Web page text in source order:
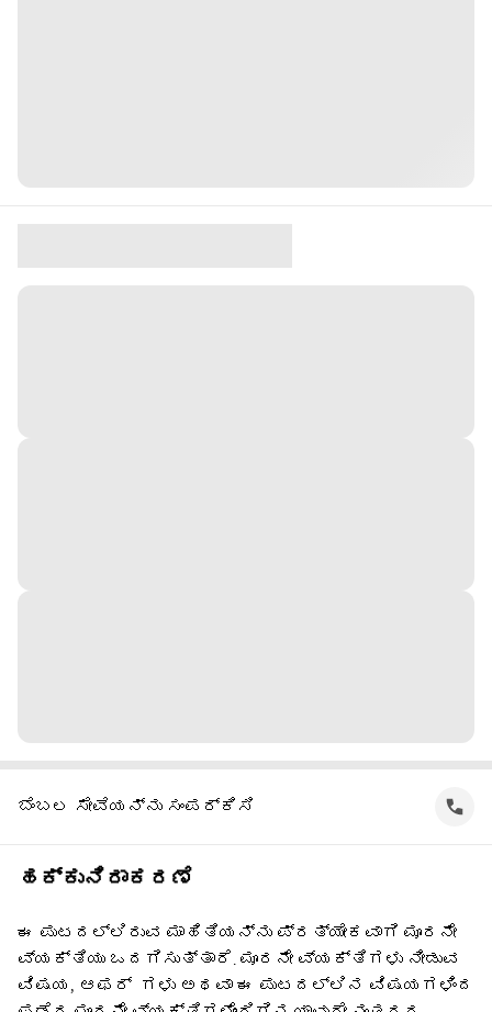
ಬೆಂಬಲ ಸೇವೆಯನ್ನು ಸಂಪರ್ಕಿಸಿ
ಹಕ್ಕುನಿರಾಕರಣೆ
ಈ ಪುಟದಲ್ಲಿರುವ ಮಾಹಿತಿಯನ್ನು ಪ್ರತ್ಯೇಕವಾಗಿ ಮೂರನೇ
ವ್ಯಕ್ತಿಯು ಒದಗಿಸುತ್ತಾರೆ. ಮೂರನೇ ವ್ಯಕ್ತಿಗಳು ನೀಡುವ
ವಿಷಯ, ಆಫರ್ ‌ ಗಳು ಅಥವಾ ಈ ಪುಟದಲ್ಲಿನ ವಿಷಯಗಳಿಂದ